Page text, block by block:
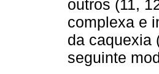
outros (11,
complexa e
da caquexia
seguinte